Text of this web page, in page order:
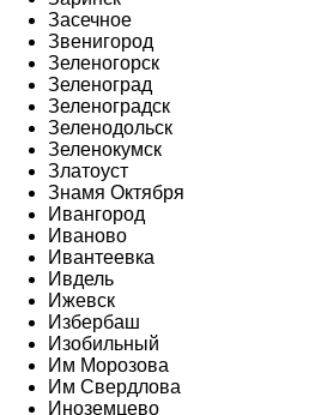
Засечное
Звенигород
Зеленогорск
Зеленоград
Зеленоградск
Зеленодольск
Зеленокумск
Златоуст
Знамя Октября
Ивангород
Иваново
Ивантеевка
Ивдель
Ижевск
Избербаш
Изобильный
Им Морозова
Им Свердлова
Иноземцево